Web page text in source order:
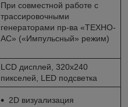
При совместной работе с
трассировочными
генераторами пр-ва «ТЕХНО-
АС» («Импульсный» режим)
LCD дисплей, 320х240
пикселей, LED подсветка
2D визуализация